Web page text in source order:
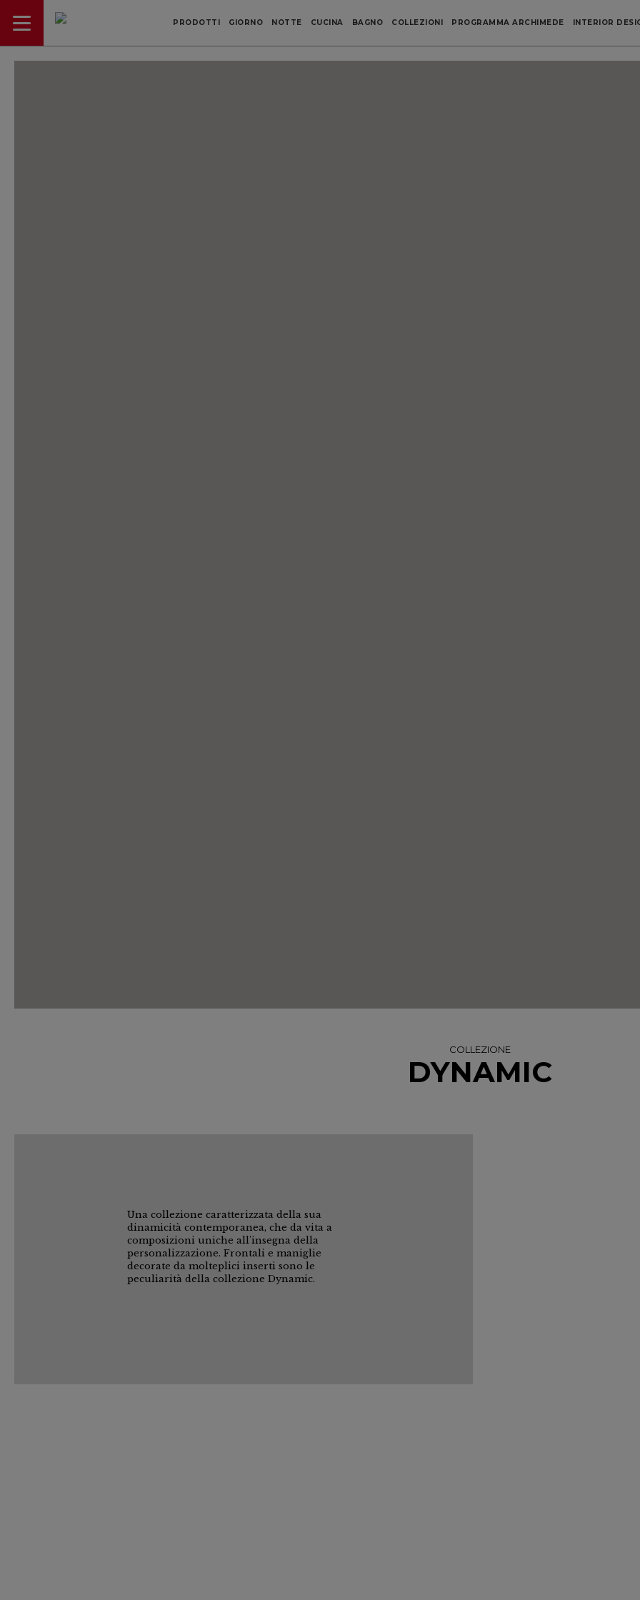
PRODOTTI GIORNO NOTTE CUCINA BAGNO COLLEZIONI PROGRAMMA ARCHIMEDE INTERIOR
COLLEZIONE
DYNAMIC
Una collezione caratterizzata della sua
dinamicità contemporanea, che da vita a
composizioni uniche all'insegna della
personalizzazione. Frontali e maniglie
decorate da molteplici inserti sono le
peculiarità della collezione Dynamic.